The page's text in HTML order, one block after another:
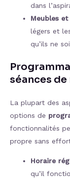
dans
Meubles
légers et
qu’ils ne
séances
La plupart des
options de
fonctionnalités
propre sans
Horaire
qu’il